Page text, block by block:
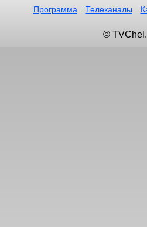
Программа Телеканалы
©